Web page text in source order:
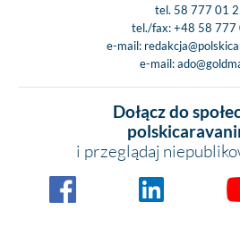
tel. 58 777 01
tel./fax:+48 58 777
e-mail:
e-mail:
Dołącz do
i przeglądaj